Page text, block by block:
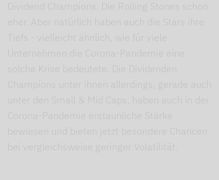
Dividend Champions. Die Rolling Stones schon
eher. Aber natürlich haben auch die Stars ihre
Tiefs - vielleicht ähnlich, wie für viele
Unternehmen die Corona-Pandemie eine
solche Krise bedeutete. Die Dividenden
Champions unter ihnen allerdings, gerade auch
unter den Small & Mid Caps, haben auch in der
Corona-Pandemie erstaunliche Stärke
bewiesen und bieten jetzt besondere Chancen
bei vergleichsweise geringer Volatilität.